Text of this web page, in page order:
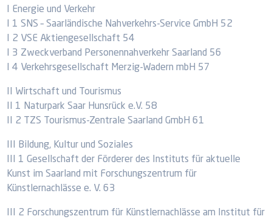
I Energie und Verkehr
I 1 SNS – Saarländische Nahverkehrs-Service GmbH 52
I 2 VSE Aktiengesellschaft 54
I 3 Zweckverband Personennahverkehr Saarland 56
I 4 Verkehrsgesellschaft Merzig-Wadern mbH 57
II Wirtschaft und Tourismus
II 1 Naturpark Saar Hunsrück e.V. 58
II 2 TZS Tourismus-Zentrale Saarland GmbH 61
III Bildung, Kultur und Soziales
III 1 Gesellschaft der Förderer des Instituts für aktuelle
Kunst im Saarland mit Forschungszentrum für
Künstlernachlässe e. V. 63
III 2 Forschungszentrum für Künstlernachlässe am Institut für